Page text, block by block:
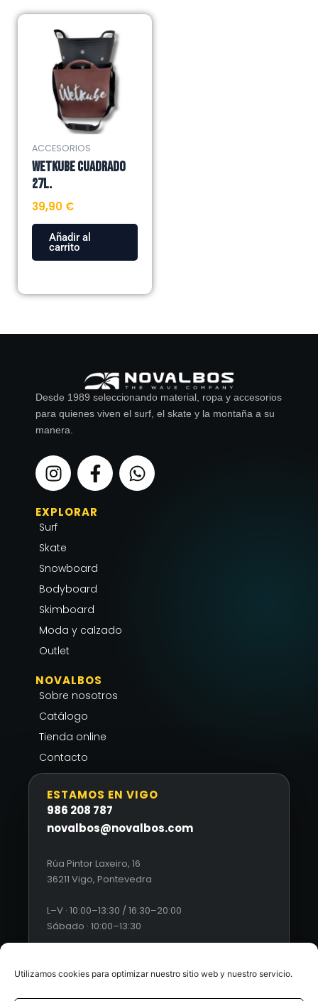
Utilizamos cookies para optimizar nuestro sitio web y nuestro servicio.
ACCESORIOS
WETKUBE CUADRADO
27L.
39,90 €
Añadir al
carrito
Desde 1989 seleccionando material, ropa y accesorios
para quienes viven el surf, el skate y la montaña a su
manera.
I
n
s
t
a
g
r
a
m
F
a
c
e
o
k
f
W
h
a
EXPLORAR
Surf
Skate
Snowboard
Bodyboard
Skimboard
Moda y calzado
Outlet
NOVALBOS
Sobre nosotros
Catálogo
Tienda online
Contacto
ESTAMOS EN VIGO
986 208 787
novalbos@novalbos.com
Rúa Pintor Laxeiro, 16
36211 Vigo, Pontevedra
L–V · 10:00–13:30 / 16:30–20:00
Sábado · 10:00–13:30